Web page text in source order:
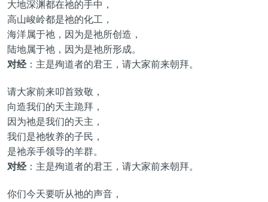
大地深渊都在祂的手中，
高山峻岭都是祂的化工，
海洋属于祂，因为是祂所创造，
陆地属于祂，因为是祂所形成。
对经：主是殉道者的君王，请大家前来朝拜。
请大家前来叩首致敬，
向造我们的天主跪拜，
因为祂是我们的天主，
我们是祂牧养的子民，
是祂亲手领导的羊群。
对经：主是殉道者的君王，请大家前来朝拜。
你们今天要听从祂的声音，